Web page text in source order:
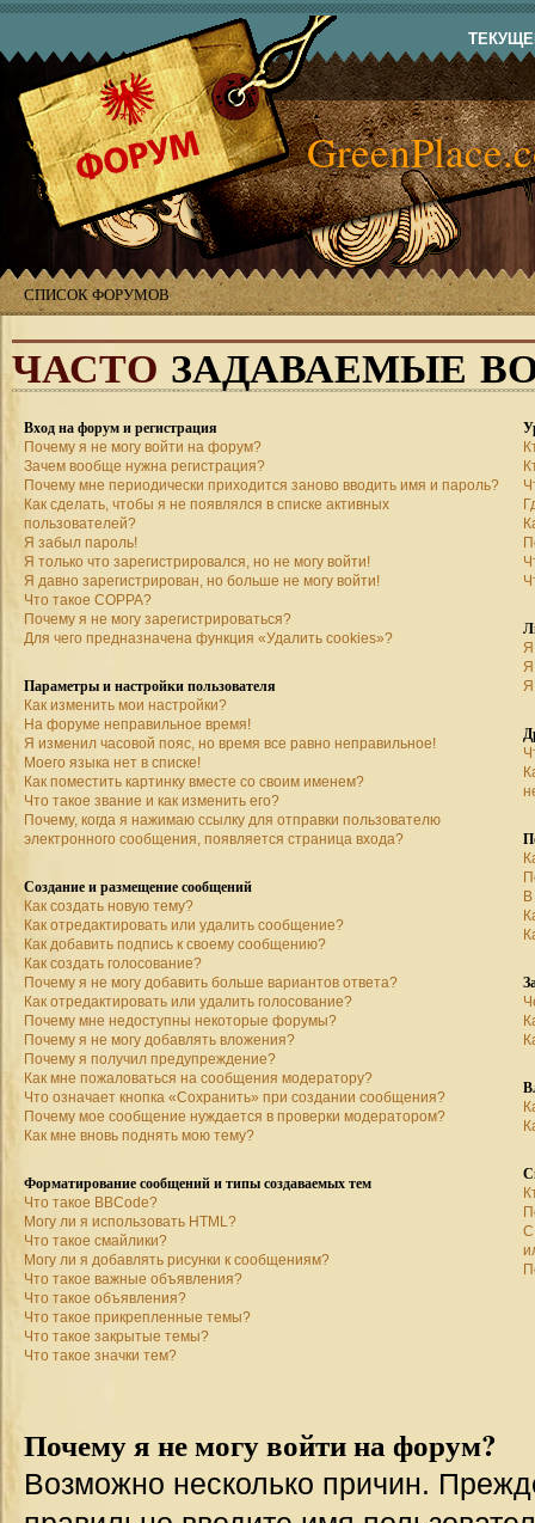
СПИСОК ФОРУМОВ
ЧАСТО ЗАДАВАЕМЫЕ
Вход на форум и регистрация
Почему я не могу войти на форум?
Зачем вообще нужна регистрация?
Почему мне периодически приходится заново вводить имя и пароль?
Как сделать, чтобы я не появлялся в списке активных
пользователей?
Я забыл пароль!
Я только что зарегистрировался, но не могу войти!
Я давно зарегистрирован, но больше не могу войти!
Что такое COPPA?
Почему я не могу зарегистрироваться?
Для чего предназначена функция «Удалить cookies»?
Параметры и настройки пользователя
Как изменить мои настройки?
На форуме неправильное время!
Я изменил часовой пояс, но время все равно неправильное!
Моего языка нет в списке!
Как поместить картинку вместе со своим именем?
Что такое звание и как изменить его?
Почему, когда я нажимаю ссылку для отправки пользователю
электронного сообщения, появляется страница входа?
Создание и размещение сообщений
Как создать новую тему?
Как отредактировать или удалить сообщение?
Как добавить подпись к своему сообщению?
Как создать голосование?
Почему я не могу добавить больше вариантов ответа?
Как отредактировать или удалить голосование?
Почему мне недоступны некоторые форумы?
Почему я не могу добавлять вложения?
Почему я получил предупреждение?
Как мне пожаловаться на сообщения модератору?
Что означает кнопка «Сохранить» при создании сообщения?
Почему мое сообщение нуждается в проверки модератором?
Как мне вновь поднять мою тему?
Форматирование сообщений и типы создаваемых тем
Что такое BBCode?
Могу ли я использовать HTML?
Что такое смайлики?
Могу ли я добавлять рисунки к сообщениям?
Что такое важные объявления?
Что такое объявления?
Что такое прикрепленные темы?
Что такое закрытые темы?
Что такое значки тем?
Я
Я
Я
С
Почему я не могу войти на форум?
Возможно несколько причин.